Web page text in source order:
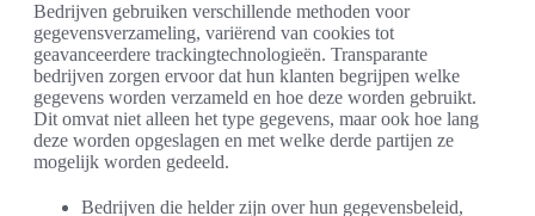
Bedrijven gebruiken verschillende methoden voor
gegevensverzameling, variërend van cookies tot
geavanceerdere trackingtechnologieën. Transparante
bedrijven zorgen ervoor dat hun klanten begrijpen welke
gegevens worden verzameld en hoe deze worden gebruikt.
Dit omvat niet alleen het type gegevens, maar ook hoe lang
deze worden opgeslagen en met welke derde partijen ze
mogelijk worden gedeeld.
Bedrijven die helder zijn over hun gegevensbeleid,